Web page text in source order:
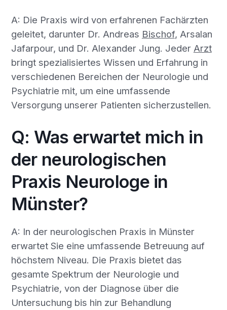
A: Die Praxis wird von erfahrenen Fachärzten
geleitet, darunter Dr. Andreas Bischof, Arsalan
Jafarpour, und Dr. Alexander Jung. Jeder Arzt
bringt spezialisiertes Wissen und Erfahrung in
verschiedenen Bereichen der Neurologie und
Psychiatrie mit, um eine umfassende
Versorgung unserer Patienten sicherzustellen.
Q: Was erwartet mich in
der neurologischen
Praxis Neurologe in
Münster?
A: In der neurologischen Praxis in Münster
erwartet Sie eine umfassende Betreuung auf
höchstem Niveau. Die Praxis bietet das
gesamte Spektrum der Neurologie und
Psychiatrie, von der Diagnose über die
Untersuchung bis hin zur Behandlung